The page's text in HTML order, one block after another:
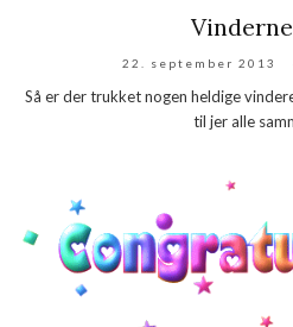
22. september 2013
Så er der trukket nogen heldige
til jer alle